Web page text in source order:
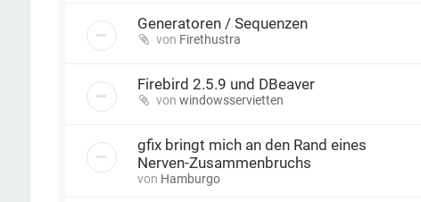
Generatoren / Sequenzen
von Firethustra
Firebird 2.5.9 und DBeaver
von windowsservietten
gfix bringt mich an den Rand eines
Nerven-Zusammenbruchs
von Hamburgo